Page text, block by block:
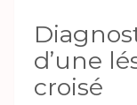
d’une
croisé